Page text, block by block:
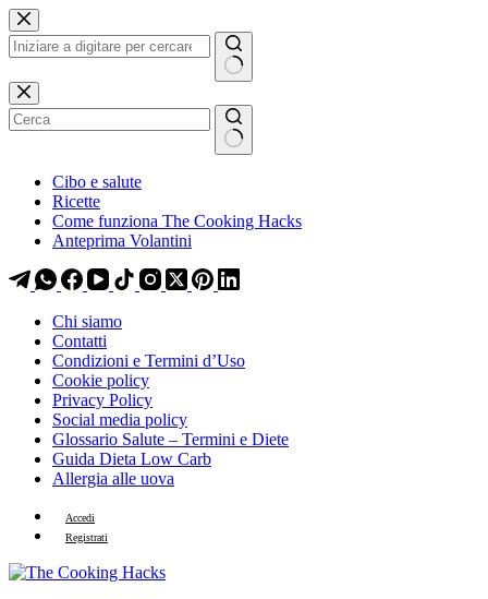
Salta
al
contenuto
Salta
al
contenuto
Nessun
risultato
Cibo e salute
Ricette
Come funziona The Cooking Hacks
Anteprima Volantini
Chi siamo
Contatti
Condizioni e Termini d’Uso
Cookie policy
Privacy Policy
Social media policy
Glossario Salute – Termini e Diete
Guida Dieta Low Carb
Allergia alle uova
Accedi
Registrati